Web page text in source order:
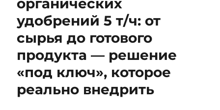
удобрений 5 т/ч: от
сырья до готового
продукта — решение
«под ключ», которое
реально внедрить